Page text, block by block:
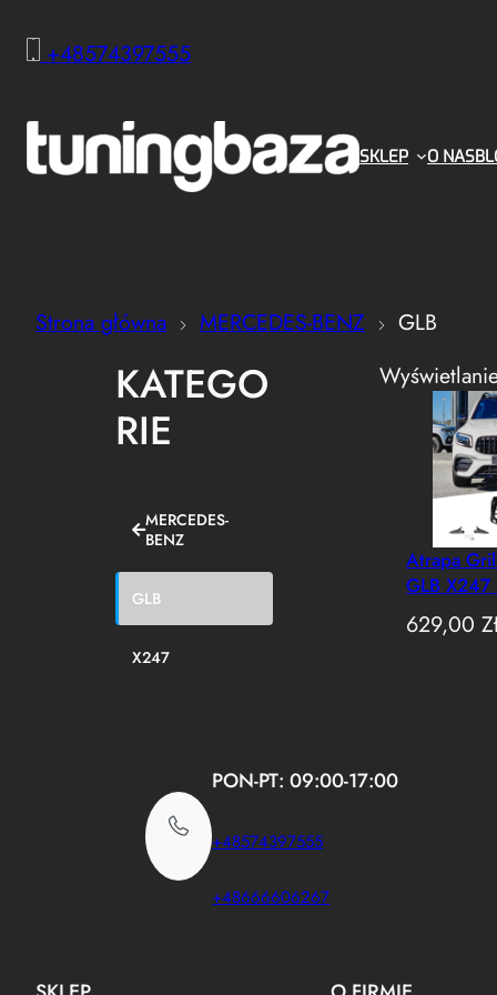
+48574397555
SKLEP O NAS
Strona główna MERCEDES-BENZ GLB
KATEGO
RIE
MERCEDES-
BENZ
GLB
X247
Atrapa
GLB X247
AMG GT
(2019-
629,00
PON-PT: 09:00-17:00
+48574397555
+48666606267